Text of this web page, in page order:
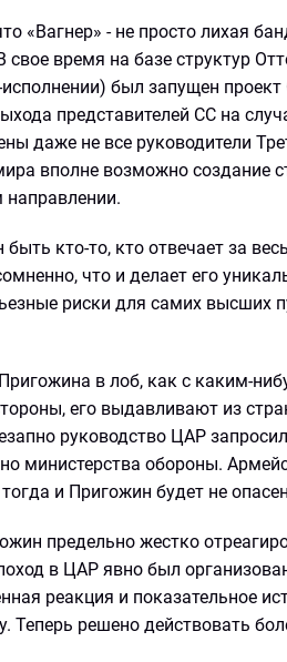
«Вагнер» - не просто лихая
свое время на базе структур
был запущен
представителей СС на
даже не все руководители
вполне возможно создание
направлении.
кто-то, кто отвечает за
что и делает его
риски для самих высших
в лоб, как с каким-
его выдавливают из
руководство ЦАР
министерства обороны.
и Пригожин будет не
предельно жестко
в ЦАР явно был
реакция и показательное
Теперь решено действовать